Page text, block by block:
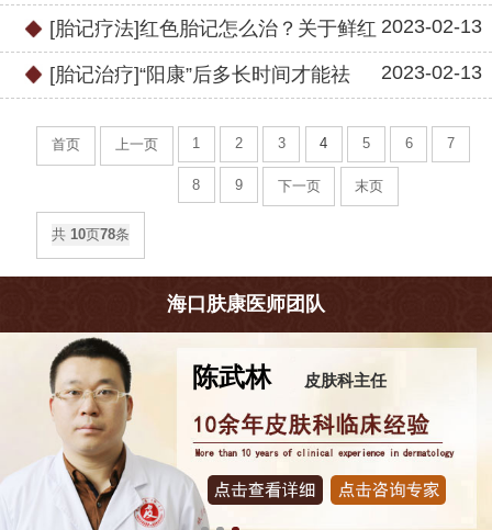
[胎记疗法]红色胎记怎么治？关于鲜红 2023-02-13
[胎记治疗]“阳康”后多长时间才能祛 2023-02-13
首页 上一页 1 2 3 4 5 6 7
8 9 下一页 末页
共 10页78条
海口肤康医师团队
陈武林 皮肤科主任